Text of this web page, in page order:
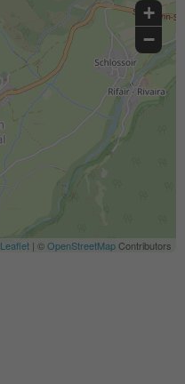
+
−
Leaflet | ©OpenStreetMapContributors